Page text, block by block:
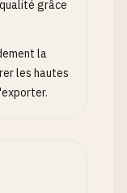
grâce
la
les hautes